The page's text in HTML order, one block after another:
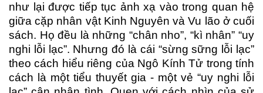
như lại được tiếp tục ảnh xạ vào trong quan hệ
giữa cặp nhân vật Kinh Nguyên và Vu lão ở cuối
sách. Họ đều là những “chân nho”, “kì nhân” “uy
nghi lỗi lạc”. Nhưng đó là cái “sừng sững lỗi lạc”
theo cách hiểu riêng của Ngô Kính Tử trong tính
cách là một tiểu thuyết gia - một vẻ “uy nghi lỗi